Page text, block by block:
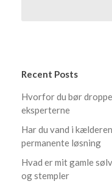
Recent Posts
Hvorfor du bør
eksperterne
Har du vand i
permanente løsning
Hvad er mit gamle
og stempler